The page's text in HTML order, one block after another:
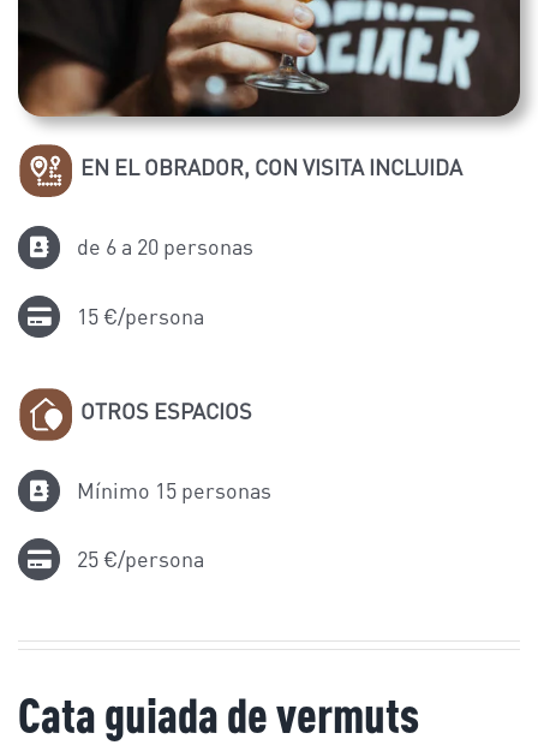
EN EL OBRADOR, CON VISITA INCLUIDA
de 6 a 20 personas
15 €/persona
OTROS ESPACIOS
Mínimo 15 personas
25 €/persona
Cata guiada de vermuts